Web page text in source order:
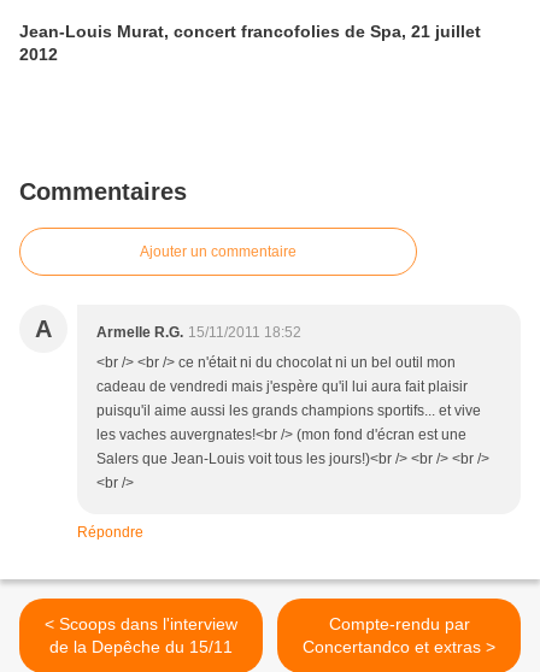
Jean-Louis Murat, concert francofolies de Spa, 21 juillet
2012
Commentaires
Ajouter un commentaire
A Armelle R.G. 15/11/2011 18:52
<br /> <br /> ce n'était ni du chocolat ni un bel outil mon
cadeau de vendredi mais j'espère qu'il lui aura fait plaisir
puisqu'il aime aussi les grands champions sportifs... et vive
les vaches auvergnates!<br /> (mon fond d'écran est une
Salers que Jean-Louis voit tous les jours!)<br /> <br /> <br />
<br />
Répondre
< Scoops dans l'interview
de la Depêche du 15/11
Compte-rendu par
Concertandco et extras >